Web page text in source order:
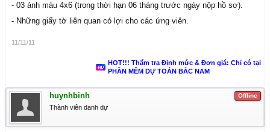
- 03 ảnh màu 4x6 (trong thời hạn 06 tháng trước ngày nộp hồ sơ).
- Những giấy tờ liên quan có lợi cho các ứng viên.
11/11/11
HOT!!! Thẩm tra Định mức & Đơn giá: Chỉ có tại
PHẦN MỀM DỰ TOÁN BẮC NAM
Offline
huynhbinh
Thành viên danh dự